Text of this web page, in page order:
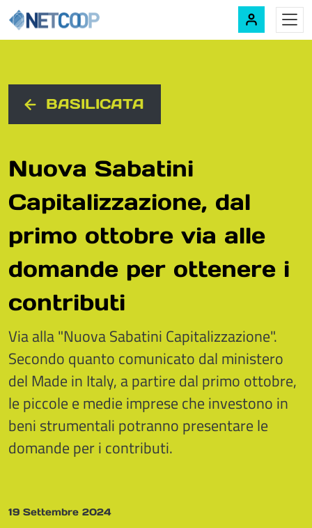
Navigazione principale
BASILICATA
Nuova Sabatini
Capitalizzazione, dal
primo ottobre via alle
domande per ottenere i
contributi
Via alla "Nuova Sabatini Capitalizzazione".
Secondo quanto comunicato dal ministero
del Made in Italy, a partire dal primo ottobre,
le piccole e medie imprese che investono in
beni strumentali potranno presentare le
domande per i contributi.
19 Settembre 2024